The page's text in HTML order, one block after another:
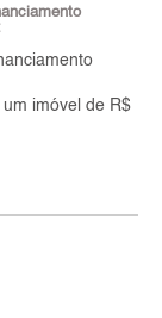
imóvel de R$